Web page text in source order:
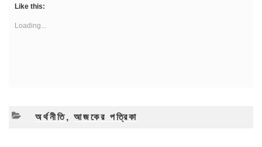
Like this:
Loading...
CATEGORIES
অর্থনীতি,আজকের পত্রিকা